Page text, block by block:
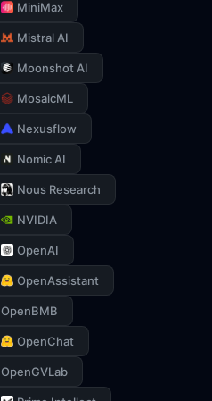
MiniMax
Mistral AI
Moonshot AI
MosaicML
Nexusflow
Nomic AI
Nous Research
NVIDIA
OpenAI
OpenAssistant
OpenBMB
OpenChat
OpenGVLab